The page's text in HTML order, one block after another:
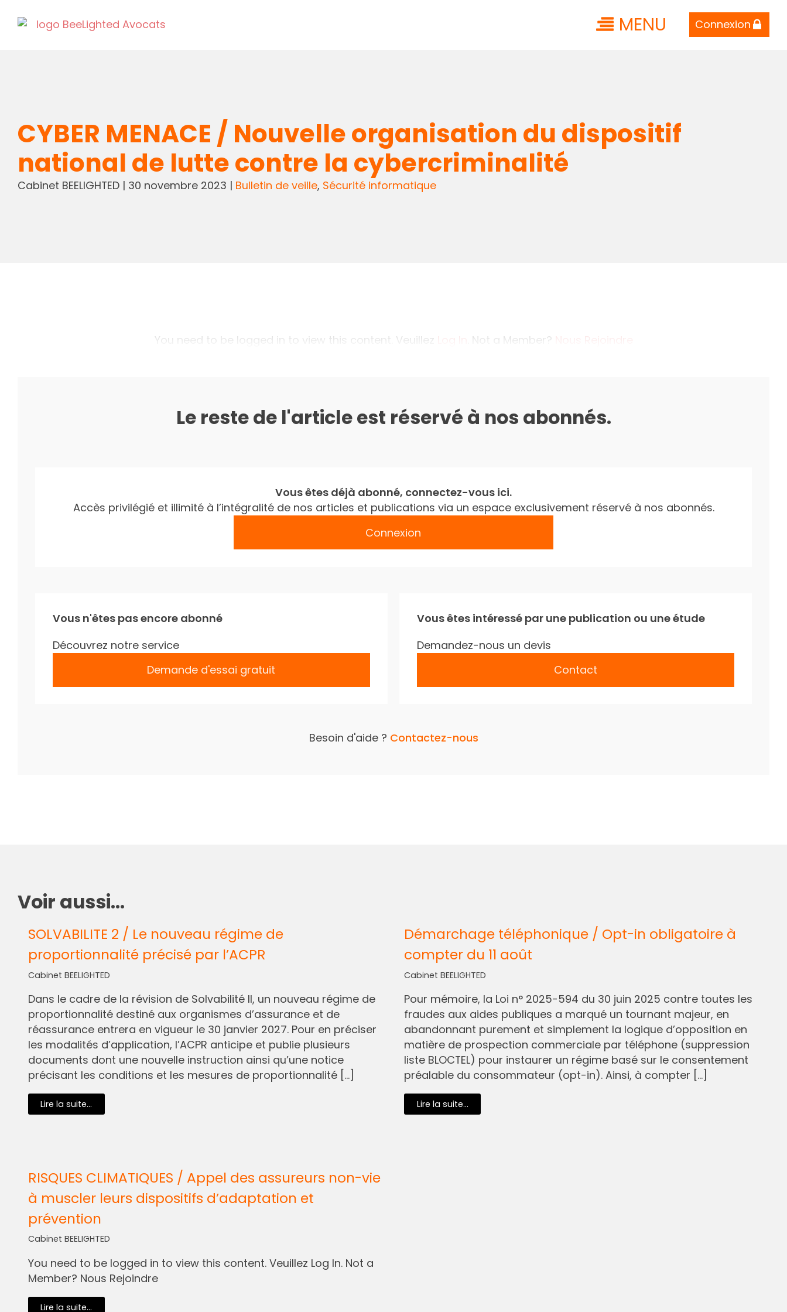
MENU Connexion
CYBER MENACE / Nouvelle organisation du dispositif
national de lutte contre la cybercriminalité
Cabinet BEELIGHTED| 30 novembre 2023 | Bulletin de veille, Sécurité informatique
You need to be logged in to view this content. Veuillez . Not a Member?
Le reste de l'article est réservé à nos abonnés.
Vous êtes déjà abonné, connectez-vous ici.
Accès privilégié et illimité à l’intégralité de nos articles et publications via un espace exclusivement réservé à nos abonnés.
Connexion
Vous n'êtes pas encore abonné
Découvrez notre service
Demande d'essai gratuit
Vous êtes intéressé par une publication ou une étude
Demandez-nous un devis
Contact
Besoin d'aide ? Contactez-nous
Voir aussi...
SOLVABILITE 2 / Le nouveau régime de
proportionnalité précisé par l’ACPR
Cabinet BEELIGHTED
Dans le cadre de la révision de Solvabilité II, un nouveau régime de
proportionnalité destiné aux organismes d’assurance et de
réassurance entrera en vigueur le 30 janvier 2027. Pour en préciser
les modalités d’application, l’ACPR anticipe et publie plusieurs
documents dont une nouvelle instruction ainsi qu’une notice
précisant les conditions et les mesures de proportionnalité […]
Lire la suite...
Démarchage téléphonique / Opt-in obligatoire à
compter du 11 août
Cabinet BEELIGHTED
Pour mémoire, la Loi n° 2025-594 du 30 juin 2025 contre toutes les
fraudes aux aides publiques a marqué un tournant majeur, en
abandonnant purement et simplement la logique d’opposition en
matière de prospection commerciale par téléphone (suppression
liste BLOCTEL) pour instaurer un régime basé sur le consentement
préalable du consommateur (opt-in). Ainsi, à compter […]
Lire la suite...
RISQUES CLIMATIQUES / Appel des assureurs non-vie
à muscler leurs dispositifs d’adaptation et
prévention
Cabinet BEELIGHTED
You need to be logged in to view this content. Veuillez Log In. Not a
Member? Nous Rejoindre
Lire la suite...